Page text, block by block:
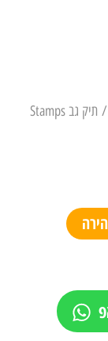
/ תיק גב Stamps